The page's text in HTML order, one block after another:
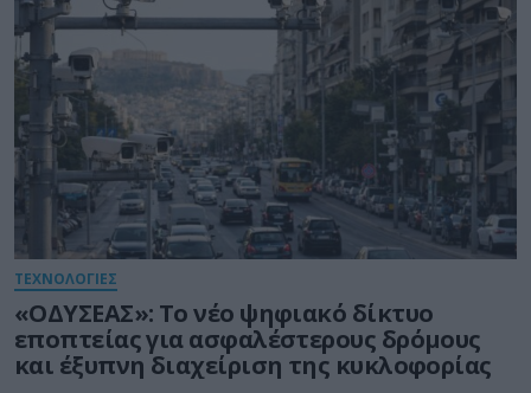
ΤΕΧΝΟΛΟΓΙΕΣ
«ΟΔΥΣΕΑΣ»: Το νέο ψηφιακό δίκτυο
εποπτείας για ασφαλέστερους δρόμους
και έξυπνη διαχείριση της κυκλοφορίας